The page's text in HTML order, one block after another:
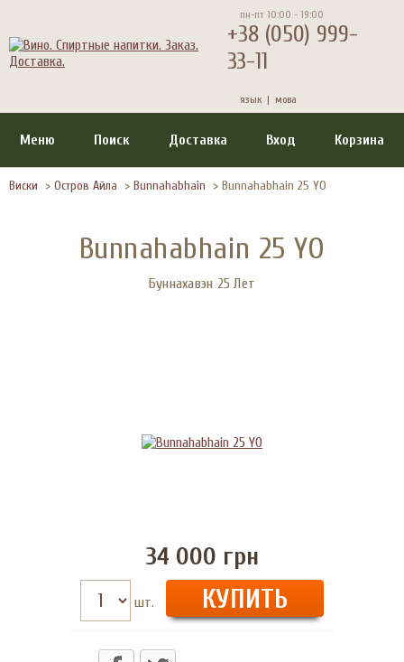
пн-пт 10:00 - 19:00
+38 (050) 999-
33-11
язык | мова
Меню Поиск Доставка Вход Корзина
Виски > Остров Айла > Bunnahabhain > Bunnahabhain 25 YO
Bunnahabhain 25 YO
Буннахавэн 25 Лет
34 000 грн
шт.